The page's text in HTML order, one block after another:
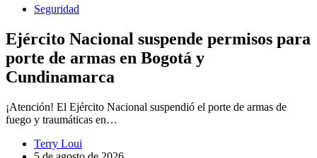
Seguridad
Ejército Nacional suspende permisos para
porte de armas en Bogotá y
Cundinamarca
¡Atención! El Ejército Nacional suspendió el porte de armas de
fuego y traumáticas en…
Terry Loui